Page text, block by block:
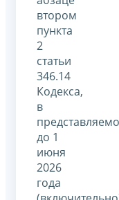
втором
пункта
2
статьи
346.14
Кодекса,
в
до 1
июня
2026
года